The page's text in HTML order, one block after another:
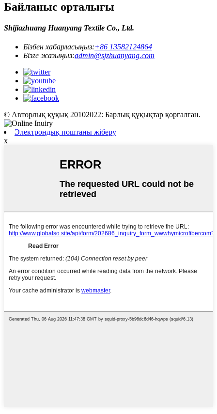
Байланыс орталығы
Shijiazhuang Huanyang Textile Co., Ltd.
Бізбен хабарласыңыз:+86 13582124864
Бізге жазыңыз:admin@sjzhuanyang.com
© Авторлық құқық 20102022: Барлық құқықтар қорғалған.
Электрондық поштаны жіберу
x